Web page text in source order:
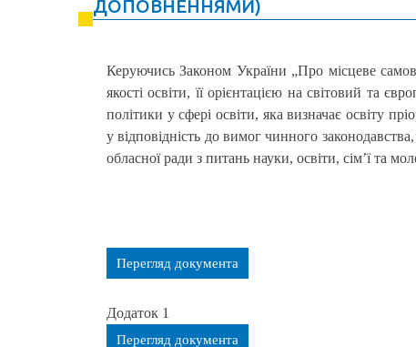
ДОПОВНЕННЯМИ)
Керуючись Законом України „Про місцеве
якості освіти, її орієнтацією на світовий та
політики у сфері освіти, яка визначає освіту
у відповідність до вимог чинного
обласної ради з питань науки, освіти, сім’ї та
Перегляд документа
Додаток 1
Перегляд документа